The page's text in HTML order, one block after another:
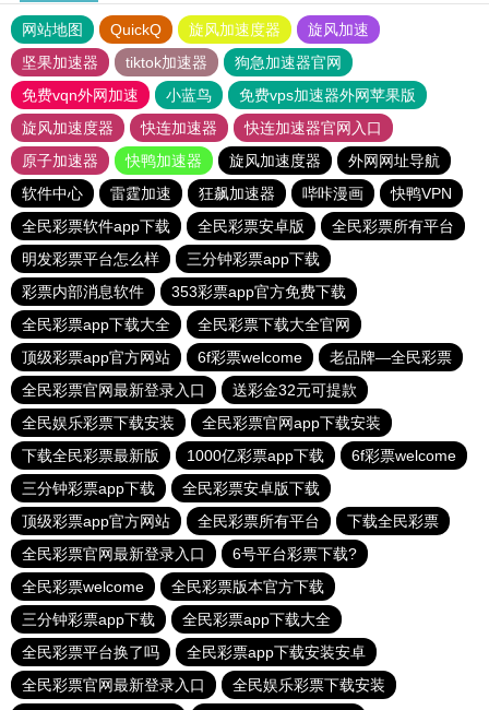
网站地图 QuickQ 旋风加速度器
旋风加速
坚果加速器
tiktok加速器
狗急加速器官网
免费vqn外网加速
小蓝鸟
免费vps加速器外网苹果版
旋风加速度器
快连加速器
快连加速器官网入口
原子加速器
快鸭加速器 旋风加速度器
外网网址导航
软件中心
雷霆加速 狂飙加速器 哔咔漫画
快鸭VPN
全民彩票软件app下载
全民彩票安卓版
全民彩票所有平台
明发彩票平台怎么样
三分钟彩票app下载
彩票内部消息软件
353彩票app官方免费下载
全民彩票app下载大全
全民彩票下载大全官网
顶级彩票app官方网站
6f彩票welcome
老品牌—全民彩票
全民彩票官网最新登录入口
送彩金32元可提款
全民娱乐彩票下载安装
全民彩票官网app下载安装
下载全民彩票最新版
1000亿彩票app下载
6f彩票welcome
三分钟彩票app下载
全民彩票安卓版下载
顶级彩票app官方网站
全民彩票所有平台
下载全民彩票
全民彩票官网最新登录入口
6号平台彩票下载?
全民彩票welcome
全民彩票版本官方下载
三分钟彩票app下载
全民彩票app下载大全
全民彩票平台换了吗
全民彩票app下载安装安卓
全民彩票官网最新登录入口
全民娱乐彩票下载安装